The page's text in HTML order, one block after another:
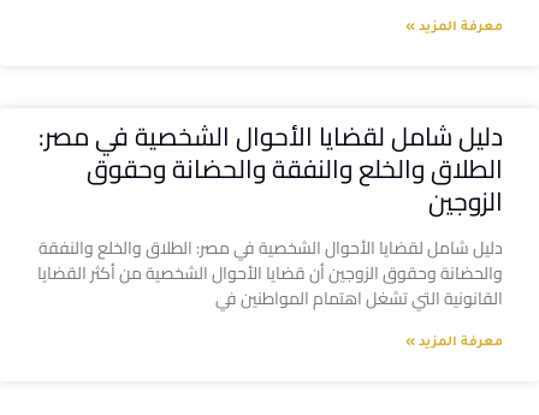
معرفة المزيد »
دليل شامل لقضايا الأحوال الشخصية في مصر:
الطلاق والخلع والنفقة والحضانة وحقوق
الزوجين
دليل شامل لقضايا الأحوال الشخصية في مصر: الطلاق والخلع والنفقة
والحضانة وحقوق الزوجين أن قضايا الأحوال الشخصية من أكثر القضايا
القانونية التي تشغل اهتمام المواطنين في
معرفة المزيد »